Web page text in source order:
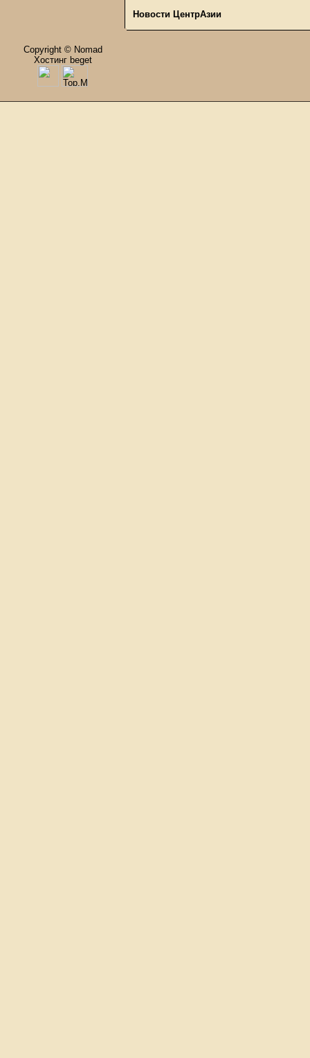
Новости ЦентрАзии
Copyright © Nomad
Хостинг beget